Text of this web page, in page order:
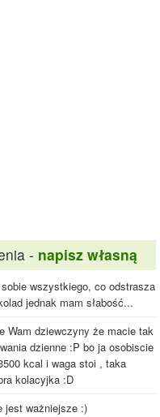
- napisz własną
wszystkiego, co odstrasza
jednak mam słabość...
Wam dziewczyny że macie tak
dzienne :P bo ja osobiscie
kcal i waga stoi , taka
kolacyjka :D
jest ważniejsze :)